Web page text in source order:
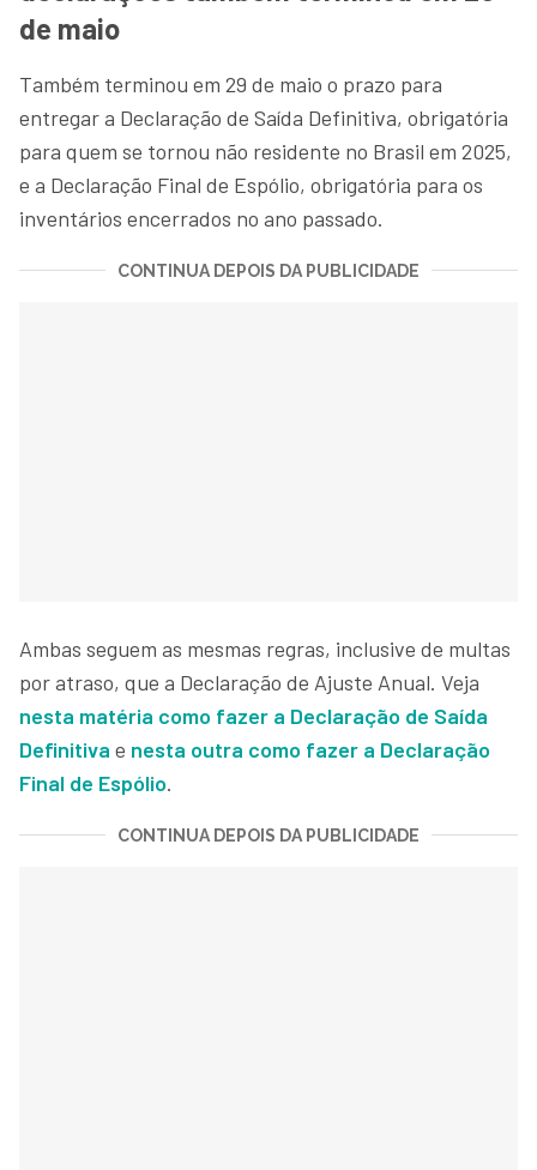
de maio
Também terminou em 29 de maio o prazo para
entregar a Declaração de Saída Definitiva, obrigatória
para quem se tornou não residente no Brasil em 2025,
e a Declaração Final de Espólio, obrigatória para os
inventários encerrados no ano passado.
CONTINUA DEPOIS DA PUBLICIDADE
Ambas seguem as mesmas regras, inclusive de multas
por atraso, que a Declaração de Ajuste Anual. Veja
nesta matéria como fazer a Declaração de Saída
Definitiva e nesta outra como fazer a Declaração
Final de Espólio.
CONTINUA DEPOIS DA PUBLICIDADE